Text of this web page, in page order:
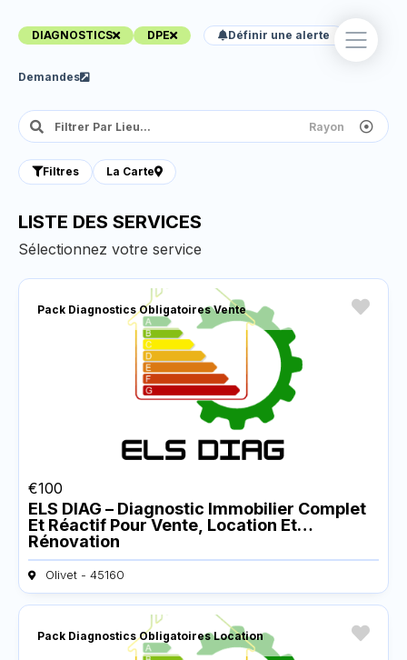
Demandes
DIAGNOSTICS DPE Définir une alerte
Filtres La Carte
LISTE DES SERVICES
Sélectionnez votre service
Pack Diagnostics Obligatoires Vente
€100
ELS DIAG – Diagnostic Immobilier Complet
Et Réactif Pour Vente, Location Et
Rénovation
Olivet - 45160
Pack Diagnostics Obligatoires Location